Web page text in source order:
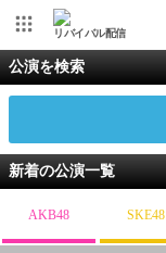
リバイバル配信
公演を検索
新着の公演一覧
AKB48 SKE48